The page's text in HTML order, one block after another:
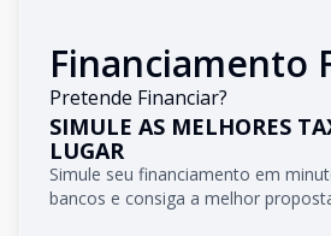
Financiamento
Pretende Financiar?
SIMULE AS MELHORES
LUGAR
Simule seu financiamento em
bancos e consiga a melhor